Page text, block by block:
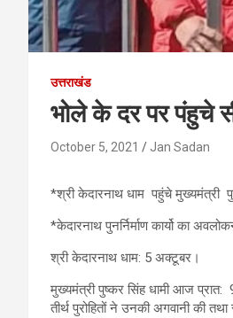
उत्तराखंड
भोले के दर पर पंहुचे
October 5, 2021 Jan Sadan
*श्री केदारनाथ धाम पहुंचे मुख्यमंत्री
*केदारनाथ पुनर्निर्माण कार्यो का
श्री केदारनाथ धाम: 5 अक्टूबर।
मुख्यमंत्री पुष्कर सिंह धामी आज प्रात:
तीर्थ पुरोहितों ने उनकी अगवानी की तथा